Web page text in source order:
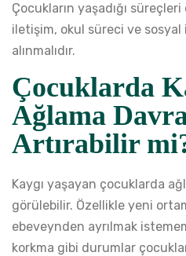
Çocukların yaşadığı
iletişim, okul süreci ve
alınmalıdır.
Çocuklarda
Ağlama
Artırabilir
Kaygı yaşayan çocuklarda
görülebilir. Özellikle yeni
ebeveynden ayrılmak
korkma gibi durumlar